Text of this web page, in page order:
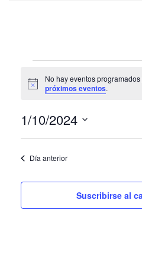
Eventos
en
01/10/2024
Aviso
No hay eventos
próximos eventos.
1/10/2024
fecha.Día anterior
Suscribirse al